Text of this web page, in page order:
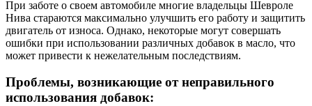
При заботе о своем автомобиле многие владельцы Шевроле
Нива стараются максимально улучшить его работу и защитить
двигатель от износа. Однако, некоторые могут совершать
ошибки при использовании различных добавок в масло, что
может привести к нежелательным последствиям.
Проблемы, возникающие от неправильного
использования добавок: